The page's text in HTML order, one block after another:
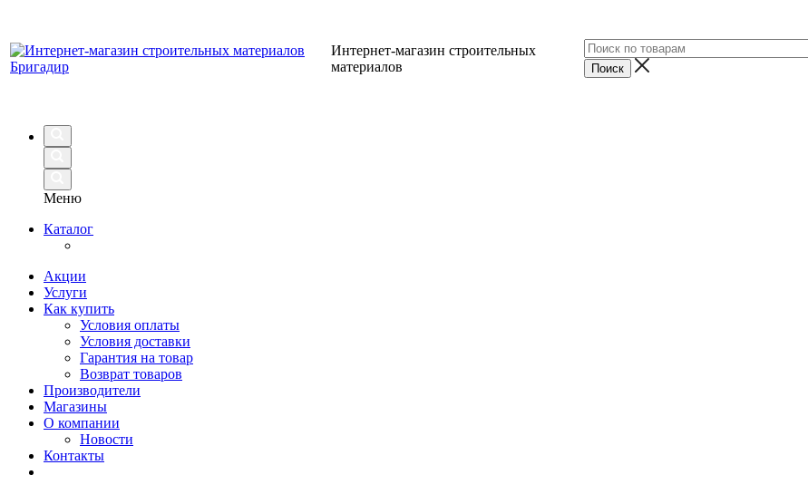
Интернет-магазин строительных
материалов
Меню
Каталог
Акции
Услуги
Как купить
Условия оплаты
Условия доставки
Гарантия на товар
Возврат товаров
Производители
Магазины
О компании
Новости
Контакты